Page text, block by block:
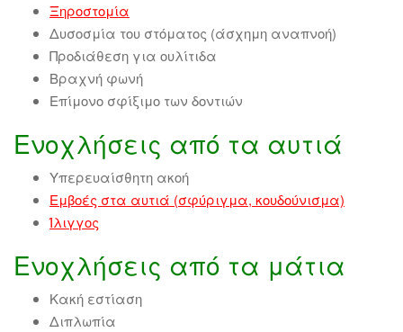
Ξηροστομία
Δυσοσμία του στόματος (άσχημη αναπνοή)
Προδιάθεση για ουλίτιδα
Βραχνή φωνή
Επίμονο σφίξιμο των δοντιών
Ενοχλήσεις από τα αυτιά
Υπερευαίσθητη ακοή
Εμβοές στα αυτιά (σφύριγμα, κουδούνισμα)
Ίλιγγος
Ενοχλήσεις από τα μάτια
Κακή εστίαση
Διπλωπία